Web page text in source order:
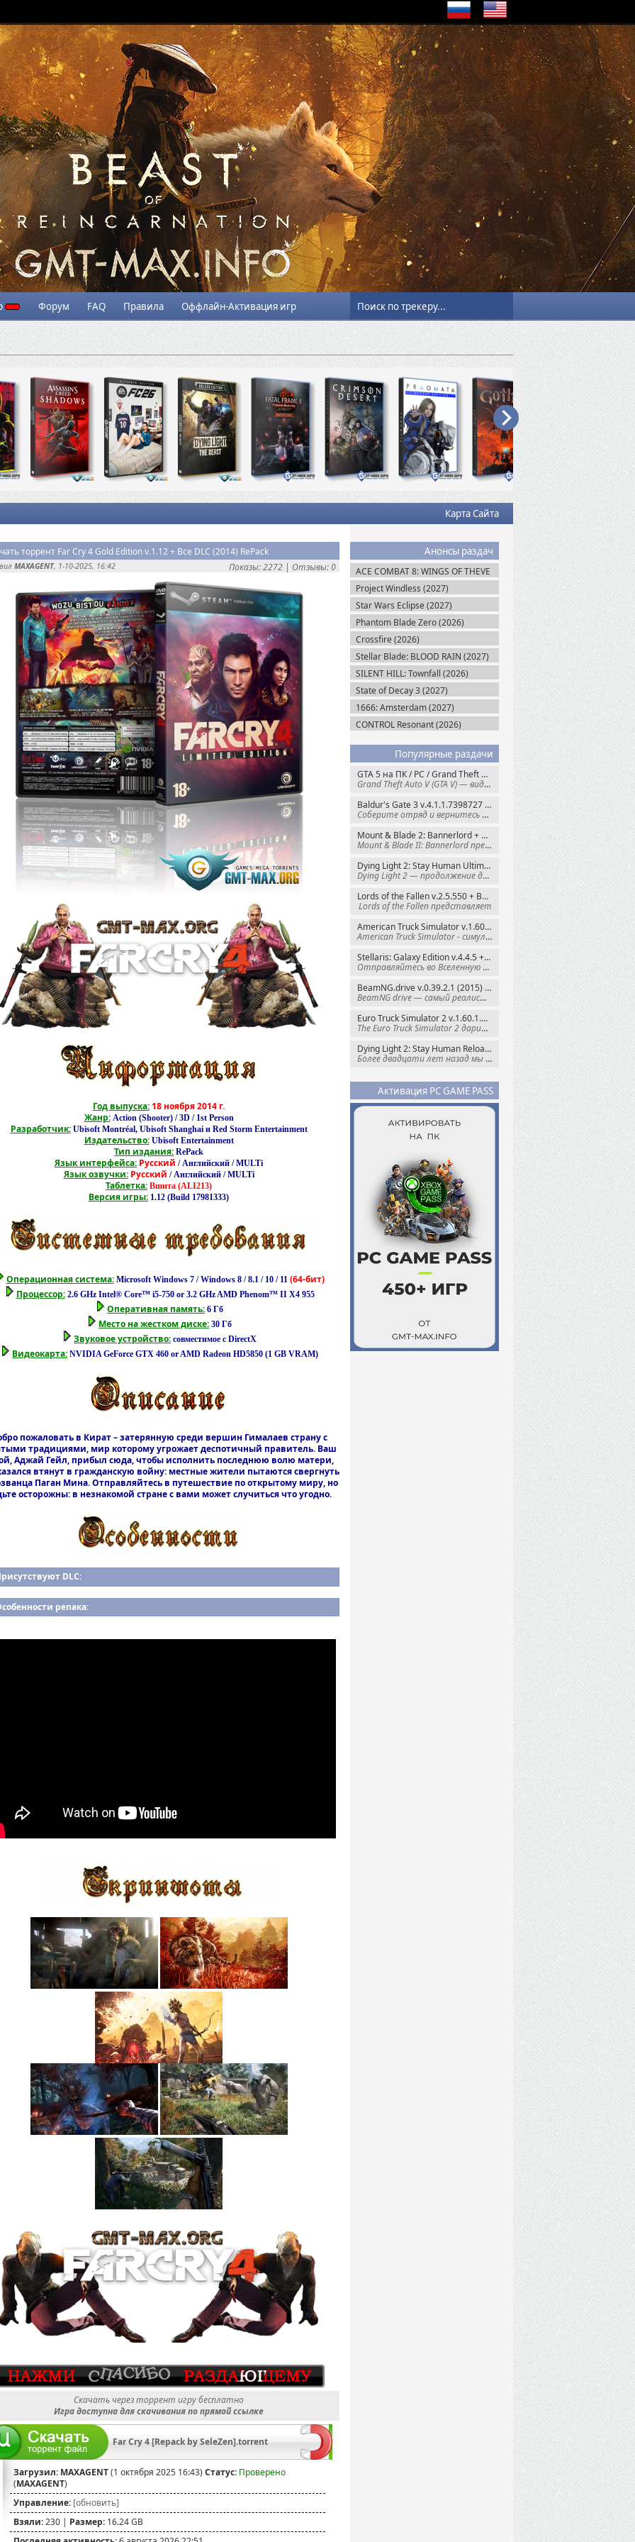
Форум FAQ Правила Оффлайн-Активация игр
Карта Сайта
Анонсы раздач
ACE COMBAT 8: WINGS OF THEVE
(2026)
Project Windless (2027)
Star Wars Eclipse (2027)
Phantom Blade Zero (2026)
Crossfire (2026)
Stellar Blade: BLOOD RAIN (2027)
SILENT HILL: Townfall (2026)
State of Decay 3 (2027)
1666: Amsterdam (2027)
CONTROL Resonant (2026)
Популярные раздачи
GTA 5 на ПК / PC / Grand Theft Auto V: Premium Edition (2015) Steam-Rip
Grand Theft Auto V (GTA V) — видеоигра из
Baldur's Gate 3 v.4.1.1.7398727 + Все DLC (2023) GOG-Rip
Соберите отряд и вернитесь в Забытые
Mount & Blade 2: Bannerlord + War Sails v.1.4.7.117484 (2025) GOG
Mount & Blade II: Bannerlord представляет
Dying Light 2: Stay Human Ultimate Edition v.1.29.0 + Все DLC (2022) Пиратка
Dying Light 2 — продолжение динамичного
Lords of the Fallen v.2.5.550 + Все DLC (2023) Пиратка
Lords of the Fallen представляет
American Truck Simulator v.1.60.1.8s + Все DLC (2016) Пиратка
American Truck Simulator - симулятор
Stellaris: Galaxy Edition v.4.4.5 + Все DLC (2016) Пиратка
Отправляйтесь во Вселенную полную чудес и
BeamNG.drive v.0.39.2.1 (2015) RePack
BeamNG drive — самый реалистичный
Euro Truck Simulator 2 v.1.60.1.7s + Все DLC (2012) Пиратка
The Euro Truck Simulator 2 дарит вам опыт
Dying Light 2: Stay Human Reloaded Edition v.1.28.3 + Все DLC (2022) RePack
Более двадцати лет назад мы пытались
Активация PC GAME PASS
торрент Far Cry 4 Gold Edition v.1.12 + Все DLC (2014) RePack
Показы: 2272 | Отзывы: 0
MAXAGENT, 1-10-2025, 16:42
Год выпуска:18 ноября 2014 г.
Жанр: Action (Shooter) / 3D / 1st Person
Разработчик: Ubisoft Montréal, Ubisoft Shanghai и Red Storm Entertainment
Издательство: Ubisoft Entertainment
Тип издания: RePack
Язык интерфейса: Русский / Английский / MULTi
Язык озвучки: Русский / Английский / MULTi
Таблетка: Вшита (ALI213)
Версия игры: 1.12 (Build 17981333)
Операционная система: Microsoft Windows 7 / Windows 8 / 8.1 / 10 / 11 (64-бит)
Процессор: 2.6 GHz Intel® Core™ i5-750 or 3.2 GHz AMD Phenom™ II X4 955
Оперативная память: 6 Гб
Место на жестком диске: 30 Гб
Звуковое устройство: совместимое с DirectX
Видеокарта: NVIDIA GeForce GTX 460 or AMD Radeon HD5850 (1 GB VRAM)
пожаловать в Кират – затерянную среди вершин Гималаев страну с
традициями, мир которому угрожает деспотичный правитель. Ваш
Аджай Гейл, прибыл сюда, чтобы исполнить последнюю волю матери,
втянут в гражданскую войну: местные жители пытаются свергнуть
Паган Мина. Отправляйтесь в путешествие по открытому миру, но
осторожны: в незнакомой стране с вами может случиться что угодно.
DLC:
репака:
Скачать через торрент игру бесплатно
Игра доступна для скачивания по прямой ссылке
Far Cry 4 [Repack by SeleZen].torrent
Загрузил: MAXAGENT(1 октября 2025 16:43) Статус: Проверено
(MAXAGENT)
Управление: [обновить]
Взяли:230 | Размер: 16.24 GB